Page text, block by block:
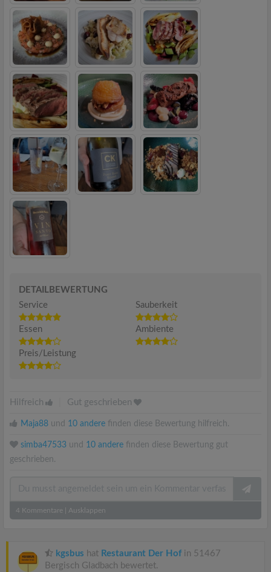
DETAILBEWERTUNG
Service
Sauberkeit
Essen Ambiente
Preis/Leistung
Hilfreich Gut geschrieben
Maja88 und 10 andere finden diese Bewertung hilfreich.
simba47533 und 10 andere finden diese Bewertung gut
geschrieben.
4 Kommentare Ausklappen
kgsbus hat Restaurant Der Hof in 51467
Bergisch Gladbach bewertet.